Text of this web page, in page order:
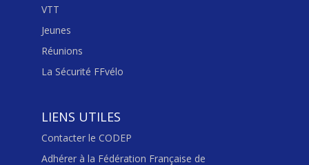
VTT
Jeunes
Réunions
La Sécurité FFvélo
LIENS UTILES
Contacter le CODEP
Adhérer à la Fédération Française de